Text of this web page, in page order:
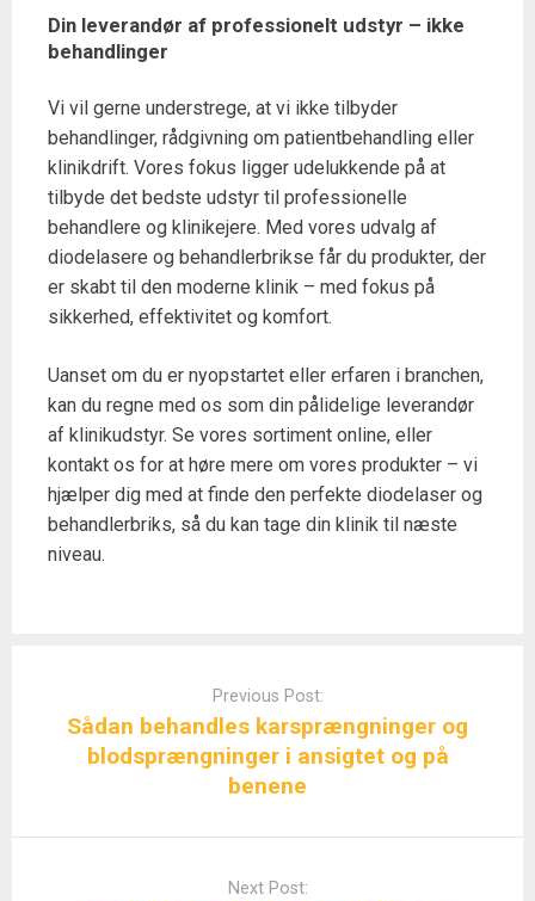
Din leverandør af professionelt udstyr – ikke
behandlinger
Vi vil gerne understrege, at vi ikke tilbyder
behandlinger, rådgivning om patientbehandling eller
klinikdrift. Vores fokus ligger udelukkende på at
tilbyde det bedste udstyr til professionelle
behandlere og klinikejere. Med vores udvalg af
diodelasere og behandlerbrikse får du produkter, der
er skabt til den moderne klinik – med fokus på
sikkerhed, effektivitet og komfort.
Uanset om du er nyopstartet eller erfaren i branchen,
kan du regne med os som din pålidelige leverandør
af klinikudstyr. Se vores sortiment online, eller
kontakt os for at høre mere om vores produkter – vi
hjælper dig med at finde den perfekte diodelaser og
behandlerbriks, så du kan tage din klinik til næste
niveau.
Previous Post:
Sådan behandles karsprængninger og
blodsprængninger i ansigtet og på
benene
Next Post: